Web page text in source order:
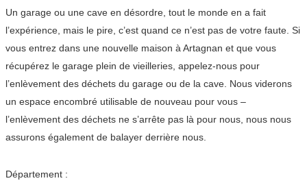
Un garage ou une cave en désordre, tout le monde en a fait
l’expérience, mais le pire, c’est quand ce n’est pas de votre faute. Si
vous entrez dans une nouvelle maison à Artagnan et que vous
récupérez le garage plein de vieilleries, appelez-nous pour
l’enlèvement des déchets du garage ou de la cave. Nous viderons
un espace encombré utilisable de nouveau pour vous –
l’enlèvement des déchets ne s’arrête pas là pour nous, nous nous
assurons également de balayer derrière nous.
Département :